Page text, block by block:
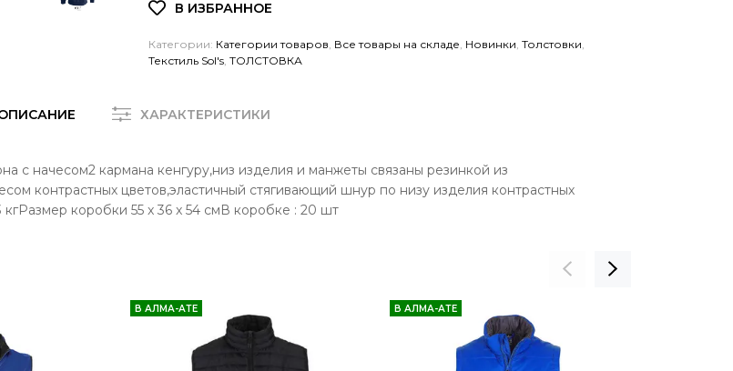
Категории: Категории товаров Все товары на складе Новинки Толстовки
Текстиль Sol's ТОЛСТОВКА
ХАРАКТЕРИСТИКИ
с начесом2 кармана кенгуру,низ изделия и манжеты связаны резинкой из
контрастных цветов,эластичный стягивающий шнур по низу изделия контрастных
коробки 55 x 36 x 54 смВ коробке : 20 шт
В АЛМА-АТЕ В АЛМА-АТЕ